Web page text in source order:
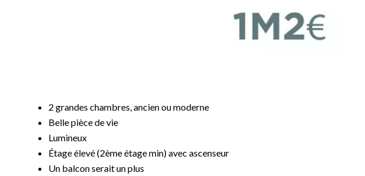
2 grandes chambres, ancien ou moderne
Belle pièce de vie
Lumineux
Étage élevé (2ème étage min) avec ascenseur
Un balcon serait un plus